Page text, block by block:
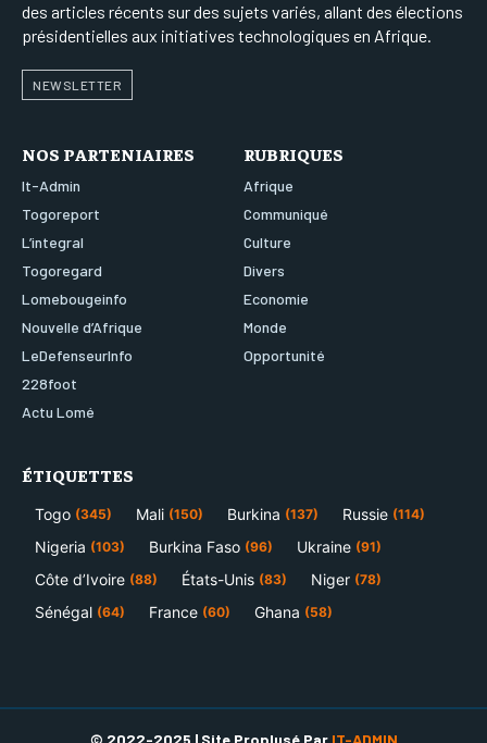
des articles récents sur des sujets variés, allant des élections
présidentielles aux initiatives technologiques en Afrique.
NEWSLETTER
NOS PARTENIAIRES
It-Admin
Togoreport
L’integral
Togoregard
Lomebougeinfo
Nouvelle d’Afrique
LeDefenseurInfo
228foot
Actu Lomé
RUBRIQUES
Afrique
Communiqué
Culture
Divers
Economie
Monde
Opportunité
ÉTIQUETTES
Togo (345) Mali (150) Burkina (137) Russie (114)
Nigeria (103) Burkina Faso (96) Ukraine (91)
Côte d’Ivoire (88) États-Unis (83) Niger (78)
Sénégal (64) France (60) Ghana (58)